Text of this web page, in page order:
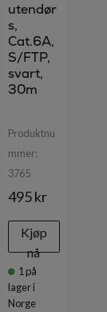
utendør
s,
Cat.6A,
S/FTP,
svart,
30m
Produktnu
mmer:
3765
495 kr
Kjøp
nå
1 på
lager i
Norge